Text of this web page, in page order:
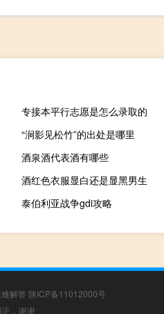
专接本平行志愿是怎么录取的
“涧影见松竹”的出处是哪里
酒泉酒代表酒有哪些
酒红色衣服显白还是显黑男生
泰伯利亚战争gdi攻略
解答 陕ICP备11012000号
，谢谢